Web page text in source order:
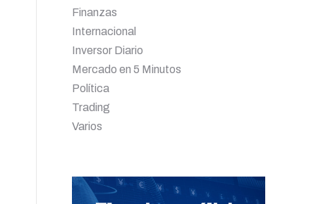
Finanzas
Internacional
Inversor Diario
Mercado en 5 Minutos
Política
Trading
Varios